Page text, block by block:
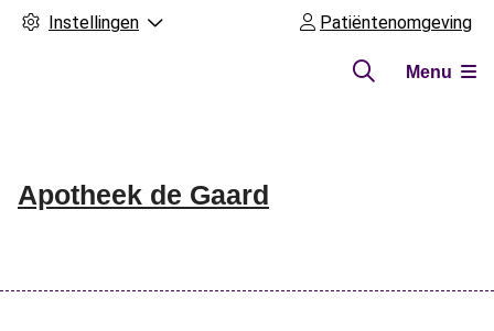
Instellingen Patiëntenomgeving
Apotheek de Gaard
Menu